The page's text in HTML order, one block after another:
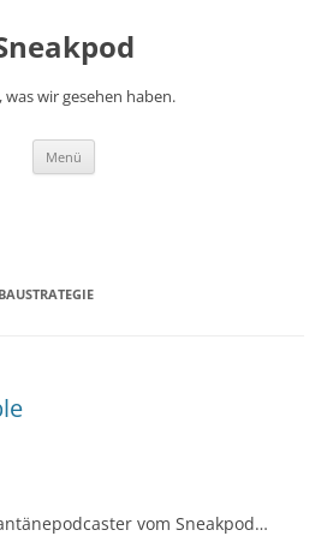
was wir gesehen haben.
Menü
vom Sneakpod…